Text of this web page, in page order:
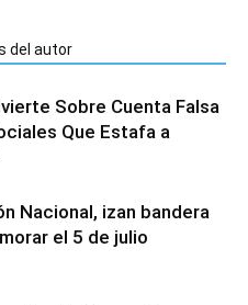
del autor
Sobre Cuenta Falsa
Que Estafa a
Nacional, izan bandera
el 5 de julio